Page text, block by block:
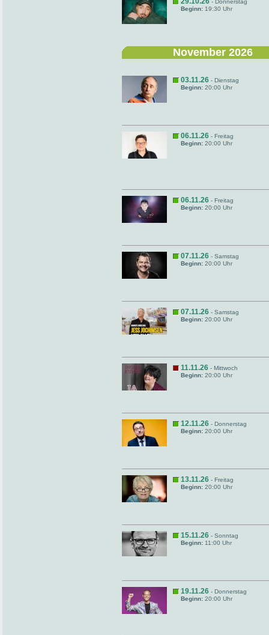
- Donnerstag
Beginn: 19:30 Uhr
November 2026
03.11.26 - Dienstag
Beginn: 20:00 Uhr
06.11.26 - Freitag
Beginn: 20:00 Uhr
06.11.26 - Freitag
Beginn: 20:00 Uhr
07.11.26 - Samstag
Beginn: 20:00 Uhr
07.11.26 - Samstag
Beginn: 20:00 Uhr
11.11.26 - Mittwoch
Beginn: 20:00 Uhr
12.11.26 - Donnerstag
Beginn: 20:00 Uhr
13.11.26 - Freitag
Beginn: 20:00 Uhr
15.11.26 - Sonntag
Beginn: 11:00 Uhr
19.11.26 - Donnerstag
Beginn: 20:00 Uhr